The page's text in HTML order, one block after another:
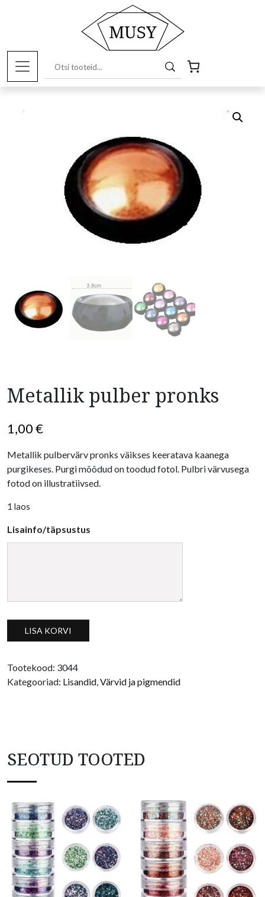
Kunstitarbed e-pood/Värvid ja
/ Metallik pulber pronks
Metallik pulber pronks
1,00€
Metallik pulbervärv pronks väikses keeratava kaanega
purgikeses. Purgi mõõdud on toodud fotol. Pulbri värvusega
fotod on illustratiivsed.
1 laos
Lisainfo/täpsustus
Metallik pulber pronks kogus
LISA KORVI
Tootekood: 3044
Kategooriad: Lisandid,Värvid ja pigmendid
SEOTUD TOOTED